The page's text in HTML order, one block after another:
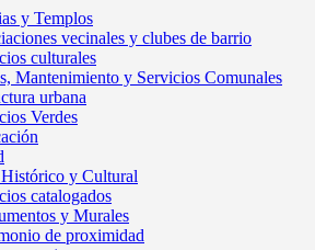
y Templos
vecinales y clubes de barrio
culturales
Mantenimiento y Servicios Comunales
urbana
Verdes
y Cultural
catalogados
y Murales
de proximidad